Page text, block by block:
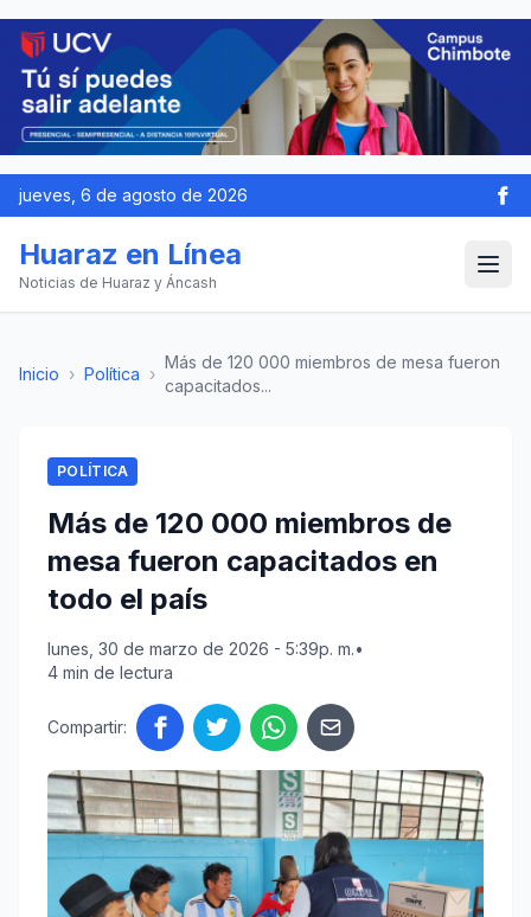
jueves, 6 de agosto de 2026
Huaraz en Línea
Noticias de Huaraz y Áncash
Inicio › Política ›
Más de 120 000 miembros de mesa fueron
capacitados...
POLÍTICA
Más de 120 000 miembros de
mesa fueron capacitados en
todo el país
lunes, 30 de marzo de 2026 - 5:39p. m.•
4 min de lectura
Compartir: